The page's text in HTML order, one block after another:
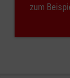
zum